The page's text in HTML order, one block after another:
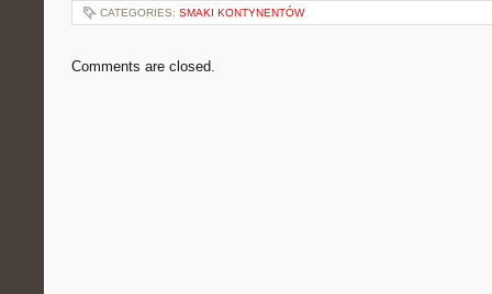
CATEGORIES: SMAKI KONTYNENTÓW
Comments are closed.